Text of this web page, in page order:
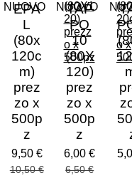
NUOVO
EPA
L
(80x
120c
m)
prez
zo x
500p
z
9,50 €
10,50 €
NUOVO
TAP
PO
10
(80X
120)
prez
zo x
500p
z
6,00 €
6,50 €